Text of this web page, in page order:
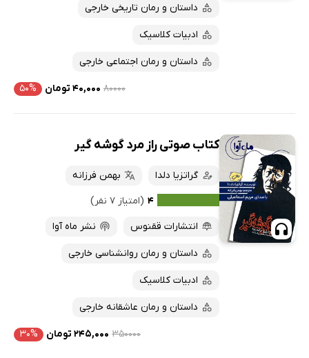
داستان و رمان تاریخی خارجی
ادبیات کلاسیک
داستان و رمان اجتماعی خارجی
۸۰۰۰۰ ۴۰,۰۰۰ تومان ۵۰%
کتاب صوتی راز مرد گوشه گیر
گراتزیا دلدا
بهمن فرزانه
۴ (امتیاز ۷ نفر)
انتشارات ققنوس
نشر ماه آوا
داستان و رمان روانشناسی خارجی
ادبیات کلاسیک
داستان و رمان عاشقانه خارجی
۳۵۰۰۰۰ ۲۴۵,۰۰۰ تومان ۳۰%